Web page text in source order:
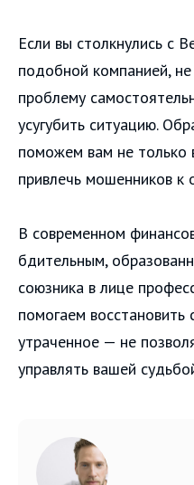
Если вы столкнулись с
подобной компанией,
проблему
усугубить ситуацию.
поможем вам не только
привлечь мошенников к
В современном
бдительным,
союзника в лице
помогаем восстановить
утраченное — не
управлять вашей